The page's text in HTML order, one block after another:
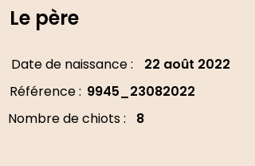
Le père
Date de naissance :
22 août 2022
Référence : 9945_23082022
Nombre de chiots :
8